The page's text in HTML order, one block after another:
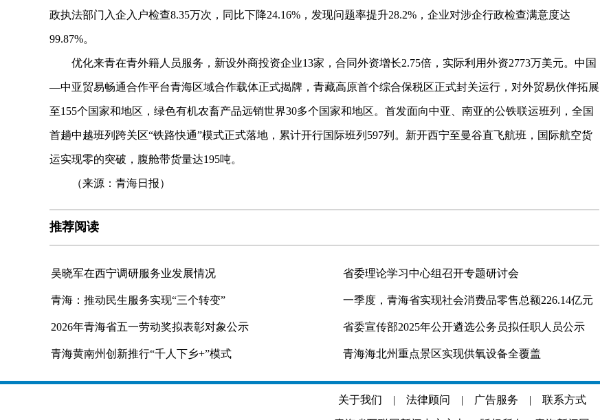
政执法部门入企入户检查8.35万次，同比下降24.16%，发现问题率提升28.2%，企业对涉企行政检查满意度达
99.87%。
优化来青在青外籍人员服务，新设外商投资企业13家，合同外资增长2.75倍，实际利用外资2773万美元。中国
—中亚贸易畅通合作平台青海区域合作载体正式揭牌，青藏高原首个综合保税区正式封关运行，对外贸易伙伴拓展
至155个国家和地区，绿色有机农畜产品远销世界30多个国家和地区。首发面向中亚、南亚的公铁联运班列，全国
首趟中越班列跨关区“铁路快通”模式正式落地，累计开行国际班列597列。新开西宁至曼谷直飞航班，国际航空货
运实现零的突破，腹舱带货量达195吨。
（来源：青海日报）
推荐阅读
吴晓军在西宁调研服务业发展情况 省委理论学习中心组召开专题研讨会
青海：推动民生服务实现“三个转变” 一季度，青海省实现社会消费品零售总额226.14亿元
2026年青海省五一劳动奖拟表彰对象公示 省委宣传部2025年公开遴选公务员拟任职人员公示
青海黄南州创新推行“千人下乡+”模式 青海海北州重点景区实现供氧设备全覆盖
关于我们 | 法律顾问 | 广告服务 | 联系方式